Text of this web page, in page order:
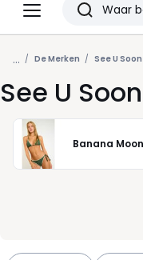
Menu
Redoute
Zoeken
Laatst
bekeken
... De Merken See U Soon
See U
Banana Moon